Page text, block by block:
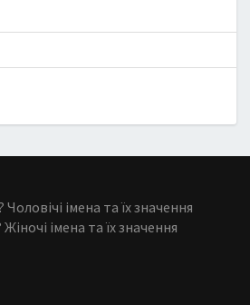
імена та їх значення
імена та їх значення